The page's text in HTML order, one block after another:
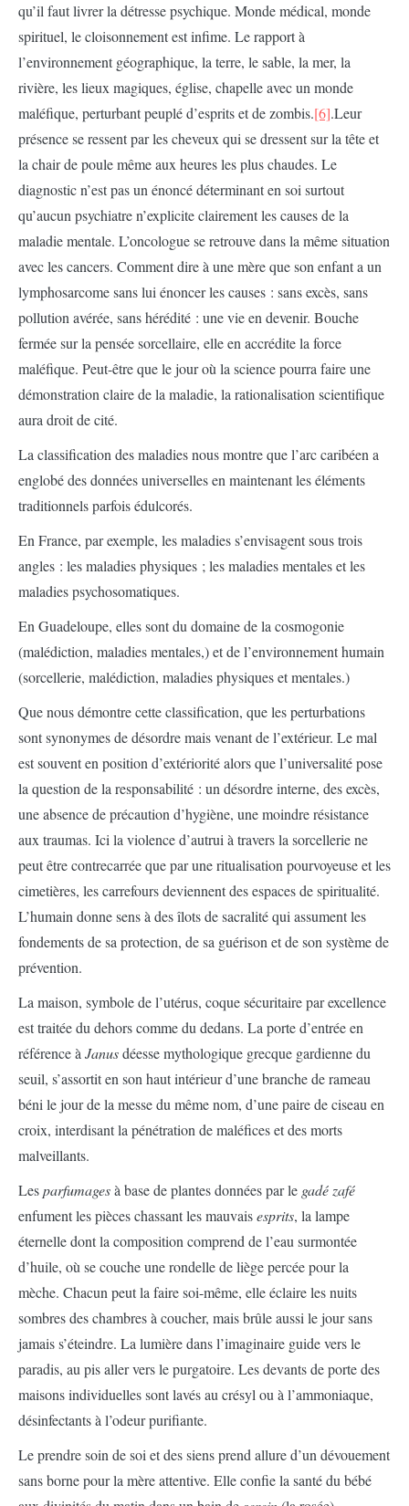
qu’il faut livrer la détresse psychique. Monde médical, monde
spirituel, le cloisonnement est infime. Le rapport à
l’environnement géographique, la terre, le sable, la mer, la
rivière, les lieux magiques, église, chapelle avec un monde
maléfique, perturbant peuplé d’esprits et de zombis.[6].Leur
présence se ressent par les cheveux qui se dressent sur la tête et
la chair de poule même aux heures les plus chaudes. Le
diagnostic n’est pas un énoncé déterminant en soi surtout
qu’aucun psychiatre n’explicite clairement les causes de la
maladie mentale. L’oncologue se retrouve dans la même situation
avec les cancers. Comment dire à une mère que son enfant a un
lymphosarcome sans lui énoncer les causes : sans excès, sans
pollution avérée, sans hérédité : une vie en devenir. Bouche
fermée sur la pensée sorcellaire, elle en accrédite la force
maléfique. Peut-être que le jour où la science pourra faire une
démonstration claire de la maladie, la rationalisation scientifique
aura droit de cité.
La classification des maladies nous montre que l’arc caribéen a
englobé des données universelles en maintenant les éléments
traditionnels parfois édulcorés.
En France, par exemple, les maladies s’envisagent sous trois
angles : les maladies physiques ; les maladies mentales et les
maladies psychosomatiques.
En Guadeloupe, elles sont du domaine de la cosmogonie
(malédiction, maladies mentales,) et de l’environnement humain
(sorcellerie, malédiction, maladies physiques et mentales.)
Que nous démontre cette classification, que les perturbations
sont synonymes de désordre mais venant de l’extérieur. Le mal
est souvent en position d’extériorité alors que l’universalité pose
la question de la responsabilité : un désordre interne, des excès,
une absence de précaution d’hygiène, une moindre résistance
aux traumas. Ici la violence d’autrui à travers la sorcellerie ne
peut être contrecarrée que par une ritualisation pourvoyeuse et les
cimetières, les carrefours deviennent des espaces de spiritualité.
L’humain donne sens à des îlots de sacralité qui assument les
fondements de sa protection, de sa guérison et de son système de
prévention.
La maison, symbole de l’utérus, coque sécuritaire par excellence
est traitée du dehors comme du dedans. La porte d’entrée en
référence àJanusdéesse mythologique grecque gardienne du
seuil, s’assortit en son haut intérieur d’une branche de rameau
béni le jour de la messe du même nom, d’une paire de ciseau en
croix, interdisant la pénétration de maléfices et des morts
malveillants.
Lesparfumagesà base de plantes données par le gadé zafé
enfument les pièces chassant les mauvaisesprits, la lampe
éternelle dont la composition comprend de l’eau surmontée
d’huile, où se couche une rondelle de liège percée pour la
mèche. Chacun peut la faire soi-même, elle éclaire les nuits
sombres des chambres à coucher, mais brûle aussi le jour sans
jamais s’éteindre. La lumière dans l’imaginaire guide vers le
paradis, au pis aller vers le purgatoire. Les devants de porte des
maisons individuelles sont lavés au crésyl ou à l’ammoniaque,
désinfectants à l’odeur purifiante.
Le prendre soin de soi et des siens prend allure d’un dévouement
sans borne pour la mère attentive. Elle confie la santé du bébé